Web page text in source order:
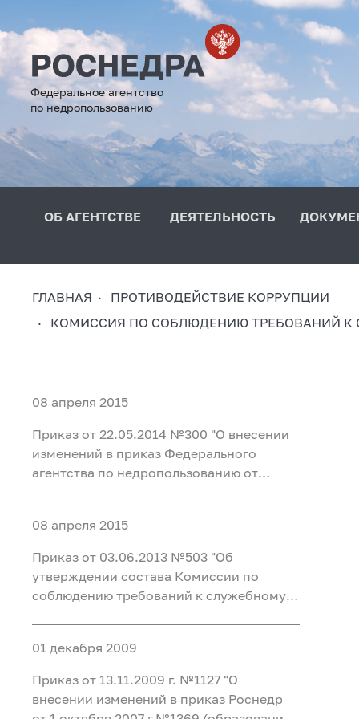
Федеральное агентство
по недропользованию
ОБ АГЕНТСТВЕ ДЕЯТЕЛЬНОСТЬ
ГЛАВНАЯ
ПРОТИВОДЕЙСТВИЕ КОРРУПЦИИ
КОМИССИЯ ПО СОБЛЮДЕНИЮ ТРЕБОВАНИЙ
08 апреля 2015
Приказ от 22.05.2014 №300 "О внесении
изменений в приказ Федерального
агентства по недропользованию от
требований к служебному поведению
федеральных государственных
гражданских служащих Федер
08 апреля 2015
Приказ от 03.06.2013 №503 "Об
утверждении состава Комиссии по
соблюдению требований к служебному
служащих Федерального агентства по
недропользованию и урегулированию
конфликта интересов"
01 декабря 2009
Приказ от 13.11.2009 г. №1127 "О
внесении изменений в приказ Роснедр